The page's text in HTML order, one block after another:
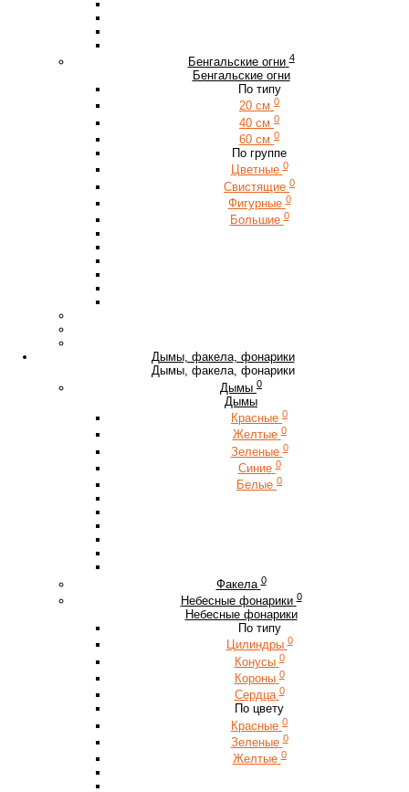
Бенгальские огни 4
Бенгальские огни
По типу
20 см 0
40 см 0
60 см 0
По группе
Цветные 0
Свистящие 0
Фигурные 0
Большие 0
Дымы, факела, фонарики
Дымы, факела, фонарики
Дымы 0
Дымы
Красные 0
Желтые 0
Зеленые 0
Синие 0
Белые 0
Факела 0
Небесные фонарики 0
Небесные фонарики
По типу
Цилиндры 0
Конусы 0
Короны 0
Сердца 0
По цвету
Красные 0
Зеленые 0
Желтые 0